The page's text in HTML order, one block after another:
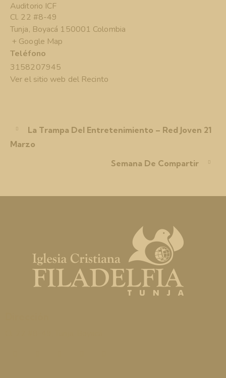
Auditorio ICF
Cl. 22 #8-49
Tunja, Boyacá 150001 Colombia
+ Google Map
Teléfono
3158207945
Ver el sitio web del Recinto
La Trampa Del Entretenimiento – Red Joven 21
Marzo
Semana De Compartir